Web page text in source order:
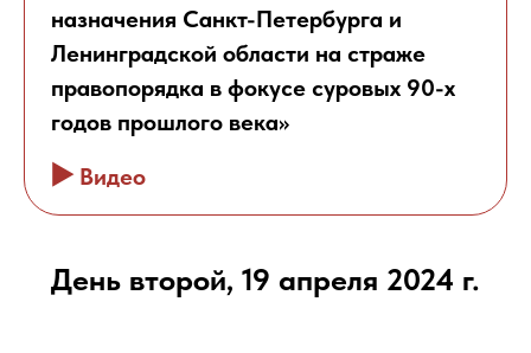
назначения Санкт-Петербурга и
Ленинградской области на страже
правопорядка в фокусе суровых 90-х
годов прошлого века»
▶️ Видео
День второй, 19 апреля 2024 г.